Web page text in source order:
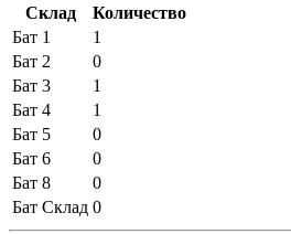
Склад
Количество
Бат 1
1
Бат 2
0
Бат 3
1
Бат 4
1
Бат 5
0
Бат 6
0
Бат 8
0
Бат Склад 0